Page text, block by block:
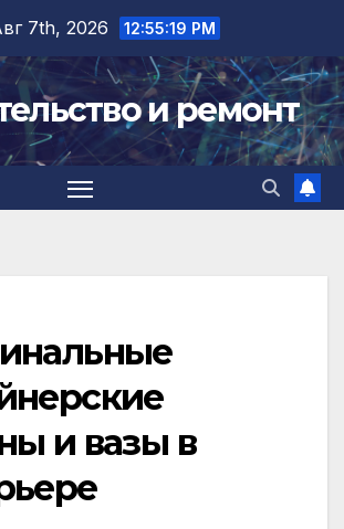
7th, 2026 12:55:19 PM
и ремонт
и вазы в